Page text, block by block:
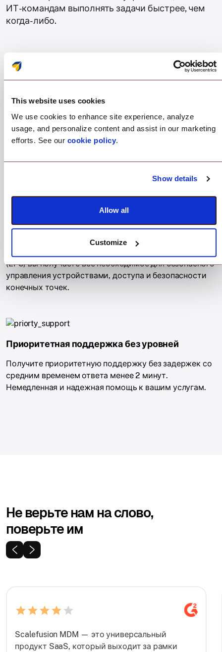
This website uses cookies
We use cookies to enhance site experience, analyze
usage, and personalize content and assist in our marketing
efforts. See our cookie policy.
Show details
Allow all
Customize
ИТ-командам выполнять задачи быстрее, чем
когда-либо.
Поддержка нескольких ОС
Управляйте устройствами Apple, Android, Windows,
Linux и ChromeOS с одной интуитивно понятной
панели управления. Одно решение для управления
Комплексное решение для всего
Благодаря интегрированному унифицированному
управлению конечными точками (UEM), доступу с
(EPS) вы получаете все необходимое для безопасного
управления устройствами, доступа и безопасности
конечных точек.
Приоритетная поддержка без уровней
Получите приоритетную поддержку без задержек со
средним временем ответа менее 2 минут.
Немедленная и надежная помощь к вашим услугам.
Не верьте нам на слово,
поверьте им
Scalefusion MDM — это универсальный
продукт SaaS, который выходит за рамки